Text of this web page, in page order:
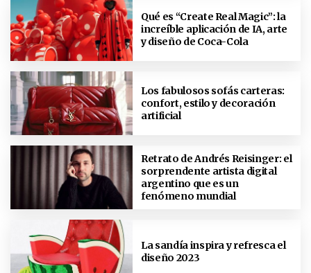
Qué es “Create Real Magic”: la
increíble aplicación de IA, arte
y diseño de Coca-Cola
Los fabulosos sofás carteras:
confort, estilo y decoración
artificial
Retrato de Andrés Reisinger: el
sorprendente artista digital
argentino que es un
fenómeno mundial
La sandía inspira y refresca el
diseño 2023